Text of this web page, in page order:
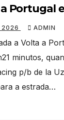
Portugal
da UAE
2026 ADMIN
a Volta a
minutos,
p/b de la
a estrada…